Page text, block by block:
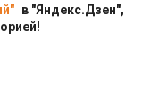
в "Яндекс.Дзен",